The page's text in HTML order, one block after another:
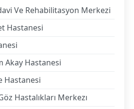
Ve Rehabilitasyon Merkezi
Hastanesi
Akay Hastanesi
Hastanesi
Hastalıkları Merkezı